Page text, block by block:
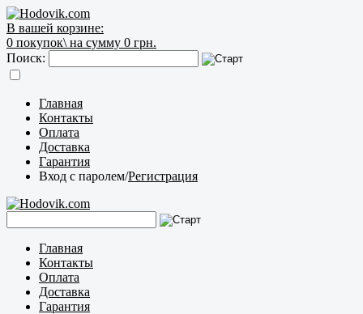
В вашей корзине:
0 покупок\ на сумму 0 грн.
Поиск:
Главная
Контакты
Оплата
Доставка
Гарантия
Вход с паролем/Регистрация
Главная
Контакты
Оплата
Доставка
Гарантия